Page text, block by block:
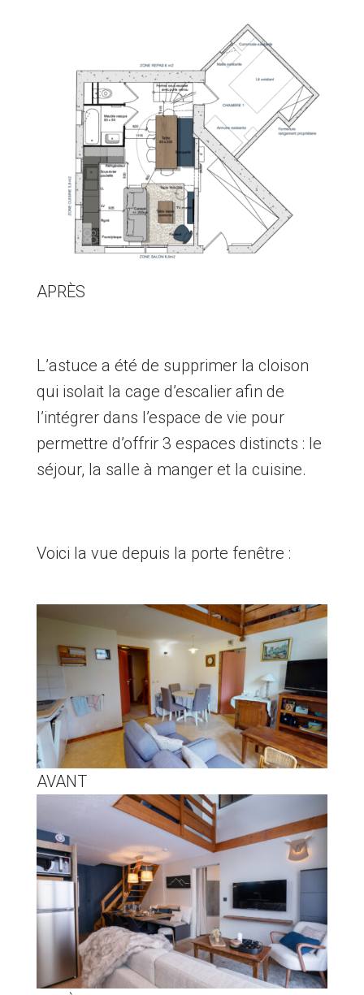
APRÈS
L’astuce a été de supprimer la cloison
qui isolait la cage d’escalier afin de
l’intégrer dans l’espace de vie pour
permettre d’offrir 3 espaces distincts : le
séjour, la salle à manger et la cuisine.
Voici la vue depuis la porte fenêtre :
AVANT